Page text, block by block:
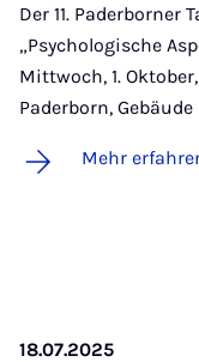
Der 11.
„Psychologische
Mittwoch, 1.
Paderborn,
Mehr
18.07.2025